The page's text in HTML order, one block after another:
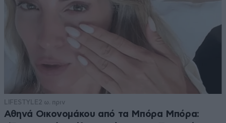
LIFESTYLE 2 ω. πριν
Αθηνά Οικονομάκου από τα Μπόρα Μπόρα: